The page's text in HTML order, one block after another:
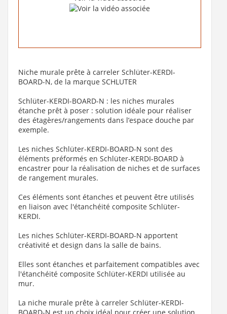
Niche murale prête à carreler Schlüter-KERDI-
BOARD-N, de la marque SCHLUTER
Schlüter-KERDI-BOARD-N : les niches murales
étanche prêt à poser : solution idéale pour réaliser
des étagères/rangements dans l’espace douche par
exemple.
Les niches Schlüter-KERDI-BOARD-N sont des
éléments préformés en Schlüter-KERDI-BOARD à
encastrer pour la réalisation de niches et de surfaces
de rangement murales.
Ces éléments sont étanches et peuvent être utilisés
en liaison avec l'étanchéité composite Schlüter-
KERDI.
Les niches Schlüter-KERDI-BOARD-N apportent
créativité et design dans la salle de bains.
Elles sont étanches et parfaitement compatibles avec
l'étanchéité composite Schlüter-KERDI utilisée au
mur.
La niche murale prête à carreler Schlüter-KERDI-